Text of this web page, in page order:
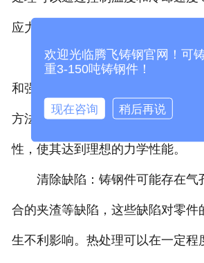
应力得以释放和消散，减少零件的
硬化调质：一些应用要求铸钢
和强度，以满足使用条件和需求。
方法，如淬火和回火，可以调节铸
性，使其达到理想的力学性能。
清除缺陷：铸钢件可能存在气
合的夹渣等缺陷，这些缺陷对零件
生不利影响。热处理可以在一定程
欢迎光临腾飞铸钢官网！可
重3-150吨铸钢件！
现在咨询 稍后再说